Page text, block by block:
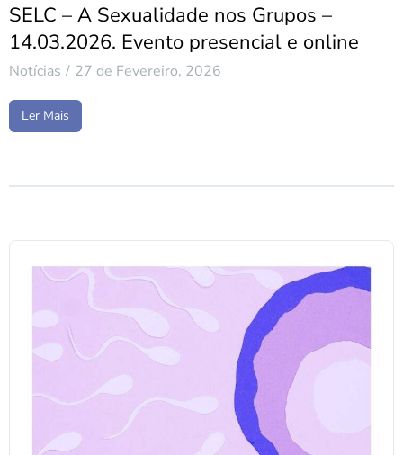
SELC – A Sexualidade nos Grupos –
14.03.2026. Evento presencial e online
Notícias 27 de Fevereiro, 2026
Ler Mais